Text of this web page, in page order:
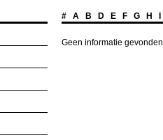
# A B D E F G H
Geen informatie gevonden